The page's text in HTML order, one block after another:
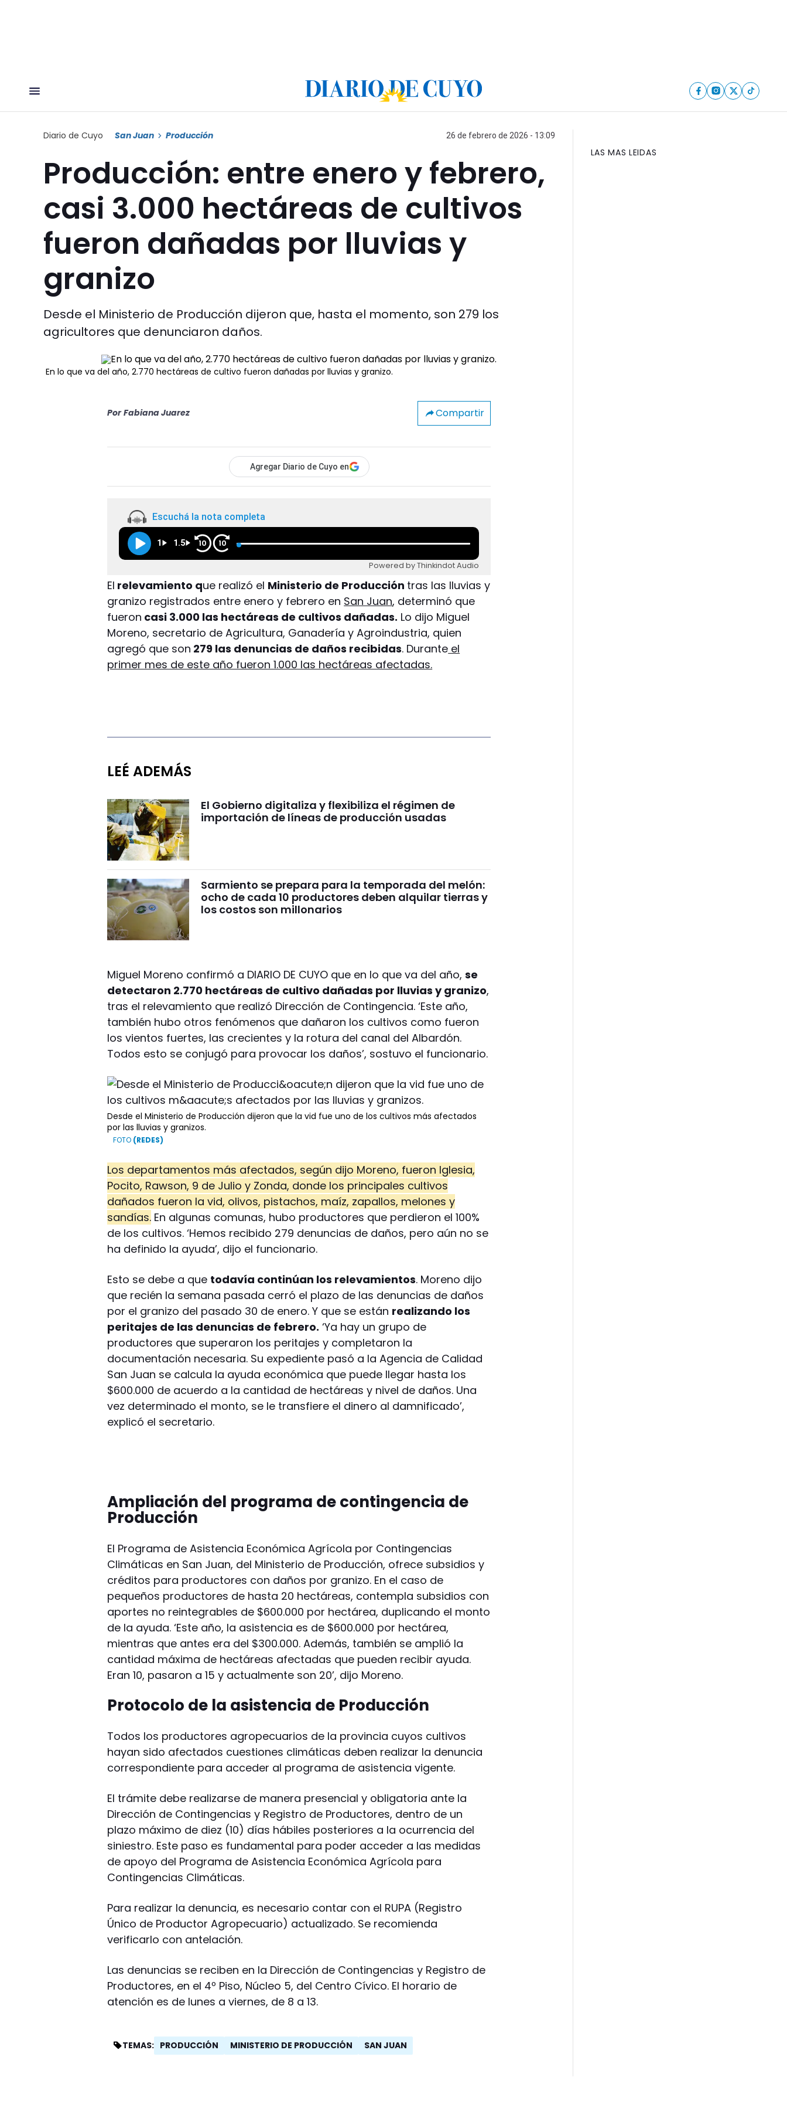
Diario de Cuyo San Juan Producción 26 de febrero de 2026 - 13:09
Producción: entre enero y febrero,
casi 3.000 hectáreas de cultivos
fueron dañadas por lluvias y
granizo
Desde el Ministerio de Producción dijeron que, hasta el momento, son 279 los
agricultores que denunciaron daños.
En lo que va del año, 2.770 hectáreas de cultivo fueron dañadas por lluvias y granizo.
Por Fabiana Juarez Compartir
Agregar Diario de Cuyo en
Escuchá la nota completa
1 1.5 10 10
Powered by Thinkindot Audio
El relevamiento que realizó el Ministerio de Producción tras las lluvias y
granizo registrados entre enero y febrero en San Juan, determinó que
fueron casi 3.000 las hectáreas de cultivos dañadas. Lo dijo Miguel
Moreno, secretario de Agricultura, Ganadería y Agroindustria, quien
agregó que son 279 las denuncias de daños recibidas. Durante el
primer mes de este año fueron 1.000 las hectáreas afectadas.
LEÉ ADEMÁS
El Gobierno digitaliza y flexibiliza el régimen de
importación de líneas de producción usadas
Sarmiento se prepara para la temporada del melón:
ocho de cada 10 productores deben alquilar tierras y
los costos son millonarios
Miguel Moreno confirmó a DIARIO DE CUYO que en lo que va del año,se
detectaron 2.770 hectáreas de cultivo dañadas por lluvias y granizo,
tras el relevamiento que realizó Dirección de Contingencia. ‘Este año,
también hubo otros fenómenos que dañaron los cultivos como fueron
los vientos fuertes, las crecientes y la rotura del canal del Albardón.
Todos esto se conjugó para provocar los daños’, sostuvo el funcionario.
Desde el Ministerio de Producción dijeron que la vid fue uno de los cultivos más afectados
por las lluvias y granizos.
(REDES)
Los departamentos más afectados, según dijo Moreno, fueron Iglesia,
Pocito, Rawson, 9 de Julio y Zonda, donde los principales cultivos
dañados fueron la vid, olivos, pistachos, maíz, zapallos, melones y
sandías. En algunas comunas, hubo productores que perdieron el 100%
de los cultivos. ‘Hemos recibido 279 denuncias de daños, pero aún no se
ha definido la ayuda’, dijo el funcionario.
Esto se debe a que todavía continúan los relevamientos. Moreno dijo
que recién la semana pasada cerró el plazo de las denuncias de daños
por el granizo del pasado 30 de enero. Y que se están realizando los
peritajes de las denuncias de febrero. ‘Ya hay un grupo de
productores que superaron los peritajes y completaron la
documentación necesaria. Su expediente pasó a la Agencia de Calidad
San Juan se calcula la ayuda económica que puede llegar hasta los
$600.000 de acuerdo a la cantidad de hectáreas y nivel de daños. Una
vez determinado el monto, se le transfiere el dinero al damnificado’,
explicó el secretario.
Ampliación del programa de contingencia de
Producción
El Programa de Asistencia Económica Agrícola por Contingencias
Climáticas en San Juan, del Ministerio de Producción, ofrece subsidios y
créditos para productores con daños por granizo. En el caso de
pequeños productores de hasta 20 hectáreas, contempla subsidios con
aportes no reintegrables de $600.000 por hectárea, duplicando el monto
de la ayuda. ‘Este año, la asistencia es de $600.000 por hectárea,
mientras que antes era del $300.000. Además, también se amplió la
cantidad máxima de hectáreas afectadas que pueden recibir ayuda.
Eran 10, pasaron a 15 y actualmente son 20’, dijo Moreno.
Protocolo de la asistencia de Producción
Todos los productores agropecuarios de la provincia cuyos cultivos
hayan sido afectados cuestiones climáticas deben realizar la denuncia
correspondiente para acceder al programa de asistencia vigente.
El trámite debe realizarse de manera presencial y obligatoria ante la
Dirección de Contingencias y Registro de Productores, dentro de un
plazo máximo de diez (10) días hábiles posteriores a la ocurrencia del
siniestro. Este paso es fundamental para poder acceder a las medidas
de apoyo del Programa de Asistencia Económica Agrícola para
Contingencias Climáticas.
Para realizar la denuncia, es necesario contar con el RUPA (Registro
Único de Productor Agropecuario) actualizado. Se recomienda
verificarlo con antelación.
Las denuncias se reciben en la Dirección de Contingencias y Registro de
Productores, en el 4º Piso, Núcleo 5, del Centro Cívico. El horario de
atención es de lunes a viernes, de 8 a 13.
TEMAS: PRODUCCIÓN MINISTERIO DE PRODUCCIÓN SAN JUAN
LAS MAS LEIDAS